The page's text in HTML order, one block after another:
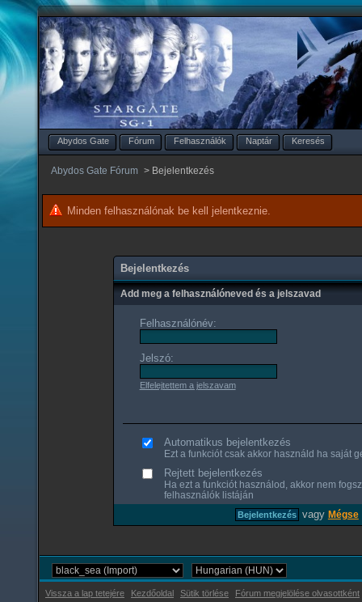
Abydos Gate Fórum Felhasználók Naptár Keresés
Abydos Gate Fórum > Bejelentkezés
Minden felhasználónak be kell jelentkeznie.
Bejelentkezés
Add meg a felhasználóneved és a jelszavad
Felhasználónév:
Jelszó:
Elfelejtettem a jelszavam
Automatikus bejelentkezés
Ezt a funkciót csak akkor használd ha saját
Rejtett bejelentkezés
Ha ezt a funkciót használod, akkor nem
felhasználók listáján
vagy Mégse
Vissza a lap tetejére Kezdőoldal Sütik törlése Fórum megjelölése olvasottként